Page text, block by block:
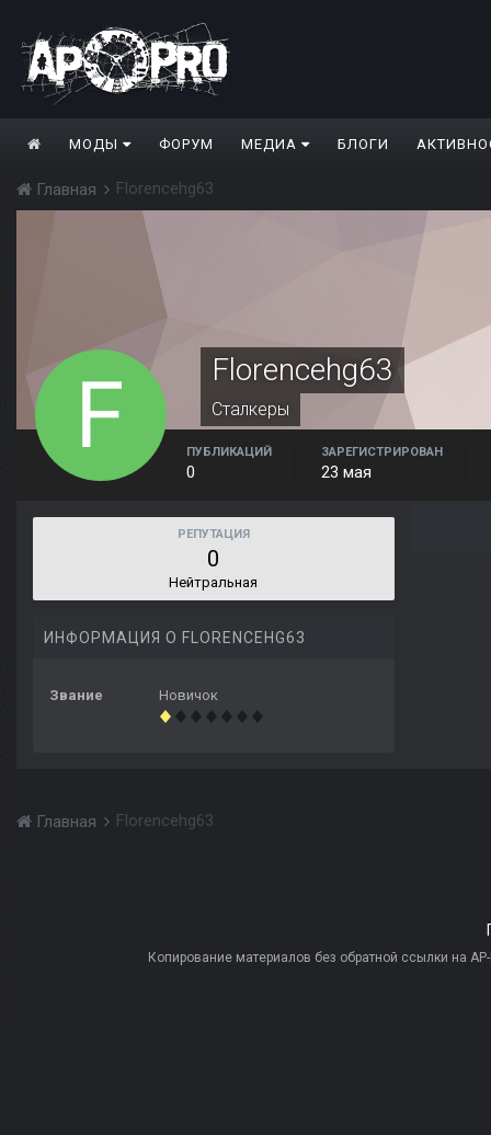
МОДЫ ФОРУМ МЕДИА БЛОГИ
Главная Florencehg63
Florencehg63
Сталкеры
ПУБЛИКАЦИЙ
0
ЗАРЕГИСТРИРОВАН
23 мая
РЕПУТАЦИЯ
0
Нейтральная
ИНФОРМАЦИЯ О FLORENCEHG63
Звание Новичок
Главная Florencehg63
Копирование материалов без обратной ссылки на